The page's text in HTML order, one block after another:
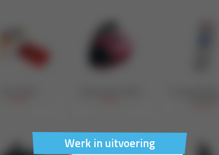
Werk in uitvoering